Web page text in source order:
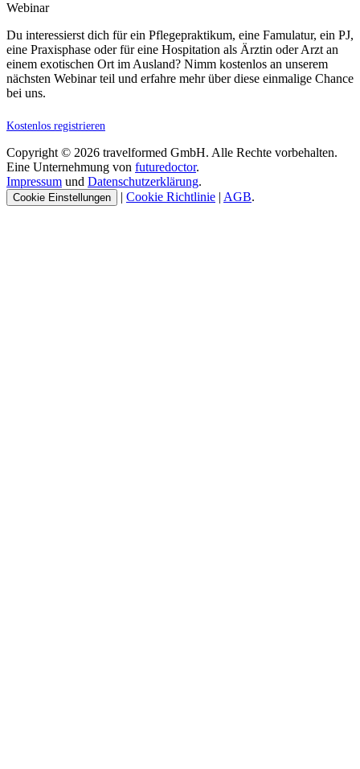
Webinar
Du interessierst dich für ein Pflegepraktikum, eine Famulatur, ein PJ,
eine Praxisphase oder für eine Hospitation als Ärztin oder Arzt an
einem exotischen Ort im Ausland? Nimm kostenlos an unserem
nächsten Webinar teil und erfahre mehr über diese einmalige Chance
bei uns.
Kostenlos registrieren
Copyright © 2026 travelformed GmbH. Alle Rechte vorbehalten.
Eine Unternehmung von futuredoctor.
Impressum und Datenschutzerklärung.
Cookie Einstellungen | Cookie Richtlinie | AGB.